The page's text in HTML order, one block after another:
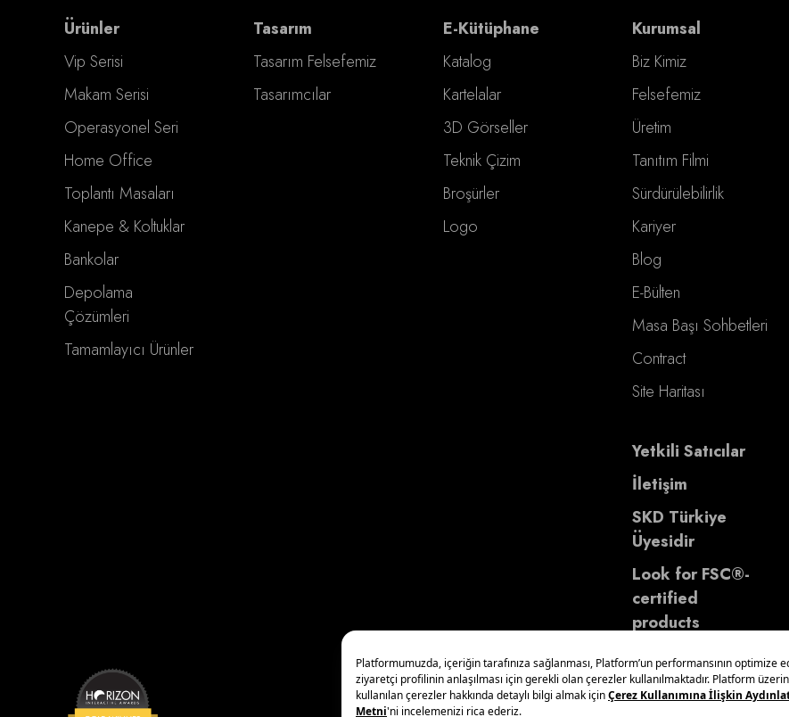
Ürünler
Vip Serisi
Makam Serisi
Operasyonel Seri
Home Office
Toplantı Masaları
Kanepe & Koltuklar
Bankolar
Depolama
Çözümleri
Tamamlayıcı Ürünler
Tasarım
Tasarım Felsefemiz
Tasarımcılar
E-Kütüphane
Katalog
Kartelalar
3D Görseller
Teknik Çizim
Broşürler
Logo
Kurumsal
Biz Kimiz
Felsefemiz
Üretim
Tanıtım Filmi
Sürdürülebilirlik
Kariyer
Blog
E-Bülten
Masa Başı Sohbetleri
Contract
Site Haritası
Yetkili Satıcılar
İletişim
SKD Türkiye
Üyesidir
Look for FSC®-
certified
products